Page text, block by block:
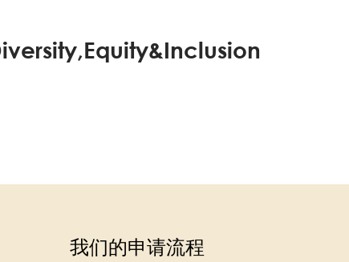
我们的申请流程